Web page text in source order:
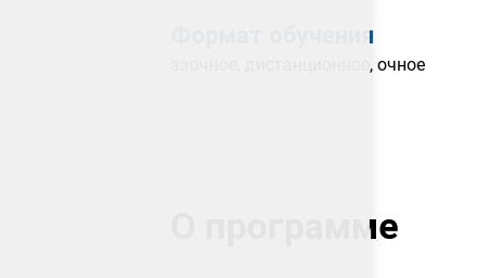
Формат обучения
заочное, дистанционное, очное
О программе